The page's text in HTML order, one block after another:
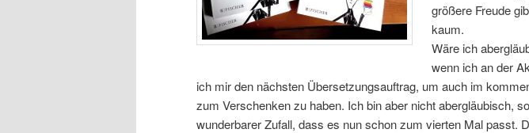
größere Freude
kaum.
Wäre ich
wenn ich an der
ich mir den nächsten Übersetzungsauftrag, um auch im
zum Verschenken zu haben. Ich bin aber nicht abergläubisch,
wunderbarer Zufall, dass es nun schon zum vierten Mal passt.